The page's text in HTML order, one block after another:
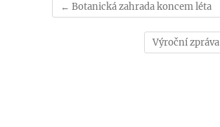
← Botanická zahrada koncem léta
Výroční